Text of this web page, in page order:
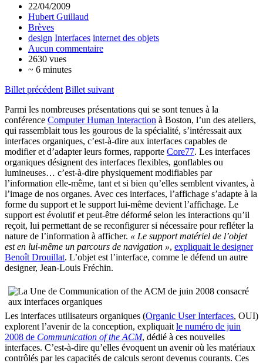
22/04/2009
Hubert Guillaud
Brèves
design Interfaces internet des objets
Aucun commentaire
2630 vues
~ 6 minutes
Billet précédent Billet suivant
Parmi les nombreuses présentations qui se sont tenues à la
conférence Computer Human Interaction à Boston, l’un des ateliers,
qui rassemblait tous les gourous de la spécialité, s’intéressait aux
interfaces organiques, c’est-à-dire aux interfaces capables de
modifier et d’adapter leurs formes, rapporte Core77. Les interfaces
organiques désignent des interfaces flexibles, gonflables ou
lumineuses… c’est-à-dire physiquement modifiables par
l’information elle-même, tant et si bien qu’elles semblent vivantes, à
l’image de nos organes. Avec ces interfaces, l’affichage s’adapte à la
forme du support et le support lui-même devient l’affichage. Le
support est évolutif et peut-être déformé selon les interactions qu’il
reçoit, lui permettant de se reconfigurer si nécessaire pour refléter la
nature de l’information à afficher. « Le support matériel de l’objet
est en lui-même un parcours de navigation », expliquait le designer
Benoît Drouillat. L’objet est l’interface, comme le défend un autre
designer, Jean-Louis Fréchin.
Les interfaces utilisateurs organiques (Organic User Interfaces, OUI)
explorent l’avenir de la conception, expliquait le numéro de juin
2008 de Communication of the ACM, dédié à ces nouvelles
interfaces. C’est-à-dire qu’elles évoquent un avenir où les matériaux
contrôlés par les capacités de calculs seront devenus courants. Ces